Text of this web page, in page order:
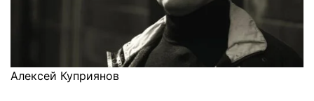
Алексей Куприянов